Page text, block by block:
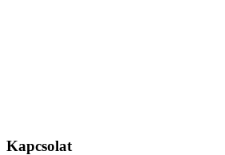
Kapcsolat